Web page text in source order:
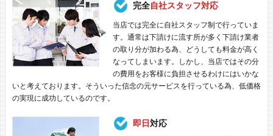
完全自社スタッフ対応
当店では完全に自社スタッフ制で行っていま
す。通常は下請けに流す所が多く下請け業者
の取り分が加わる為、どうしても料金が高く
なってしまいます。しかし、当店ではその分
の費用をお客様に負担させるわけにはいかな
いと考えております。そういった信念の元サービスを行っている為、低価格
の実現に成功しているのです。
即日対応